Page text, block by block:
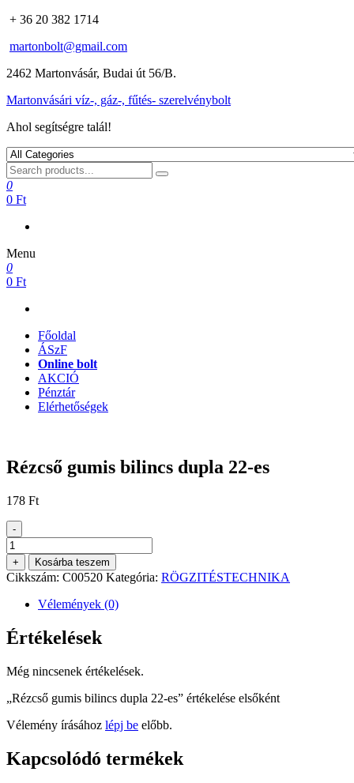
+ 36 20 382 1714
martonbolt@gmail.com
2462 Martonvásár, Budai út 56/B.
Martonvásári víz-, gáz-, fűtés- szerelvénybolt
Ahol segítségre talál!
0
0 Ft
Menu
0
0 Ft
Főoldal
ÁSzF
Online bolt
AKCIÓ
Pénztár
Elérhetőségek
Rézcső gumis bilincs dupla 22-es
178 Ft
-
Rézcső
gumis
bilincs
dupla
mennyiség
+ Kosárba teszem
Cikkszám: C00520 Kategória: RÖGZITÉSTECHNIKA
Vélemények (0)
Értékelések
Még nincsenek értékelések.
„Rézcső gumis bilincs dupla 22-es” értékelése elsőként
Vélemény írásához lépj be előbb.
Kapcsolódó termékek